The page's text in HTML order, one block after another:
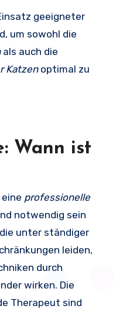
geeigneter
um sowohl die
als auch die
Katzenoptimal zu
Wann ist
professionelle
notwendig sein
unter ständiger
leiden,
durch
wirken. Die
Therapeut sind